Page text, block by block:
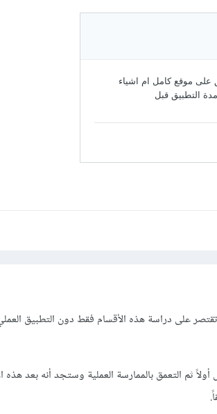
على دراسة هذه الأقسام فقط دون التطبيق
ثم التعمق بالممارسة العملية وستجد أنه بعد هذه